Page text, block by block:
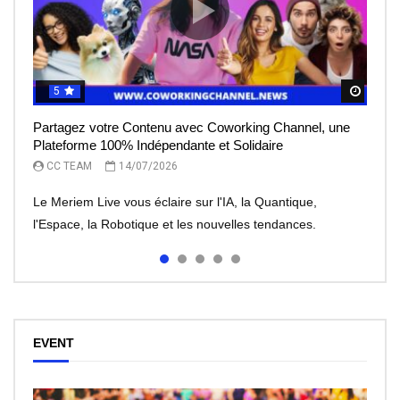
5
Partagez votre Contenu avec Coworking Channel, une
Plateforme 100% Indépendante et Solidaire
CC TEAM 14/07/2026
Le Meriem Live vous éclaire sur l'IA, la Quantique,
l'Espace, la Robotique et les nouvelles tendances.
5
Le Meriem Live vous éclaire sur l’IA, la Quantique,
l’Espace
CC TEAM 13/07/2026
5
IA et robots : peut-on leur faire totalement confiance ?
CC TEAM 08/07/2026
5
Le rêve de l’entrepreneur, devenir une licorne, mais à
quel prix?
CC TEAM 07/07/2026
5
Meriem Live à la découverte des Robots
CC TEAM 30/06/2026
EVENT